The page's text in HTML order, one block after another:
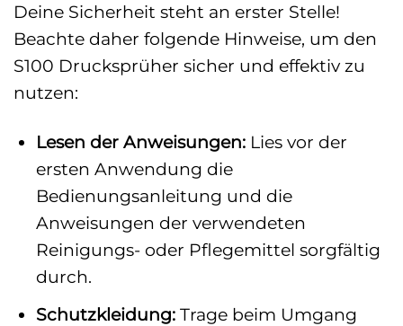
Deine Sicherheit steht an erster Stelle!
Beachte daher folgende Hinweise, um den
S100 Drucksprüher sicher und effektiv zu
nutzen:
Lesen der Anweisungen:Lies vor der
ersten Anwendung die
Bedienungsanleitung und die
Anweisungen der verwendeten
Reinigungs- oder Pflegemittel sorgfältig
durch.
Schutzkleidung:Trage beim Umgang